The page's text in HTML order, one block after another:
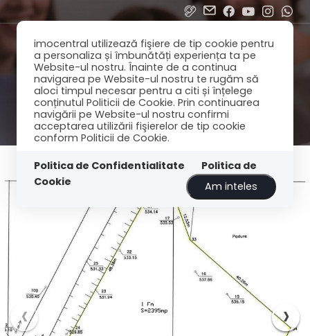
imocentral utilizează fişiere de tip cookie pentru
a personaliza și îmbunătăți experiența ta pe
Website-ul nostru. Înainte de a continua
navigarea pe Website-ul nostru te rugăm să
aloci timpul necesar pentru a citi și înțelege
conținutul Politicii de Cookie. Prin continuarea
navigării pe Website-ul nostru confirmi
acceptarea utilizării fişierelor de tip cookie
conform Politicii de Cookie.
Politica de Confidentialitate
Politica de
Cookie
Am inteles
‹ ›